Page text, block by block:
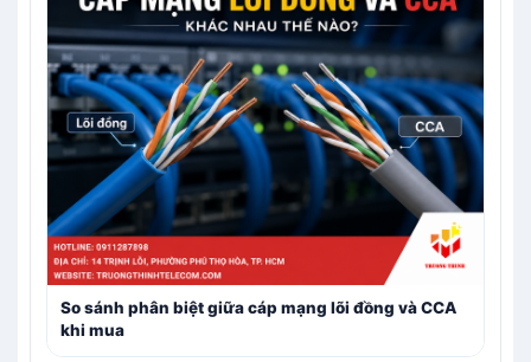
So sánh phân biệt giữa cáp mạng lõi đồng và CCA
khi mua